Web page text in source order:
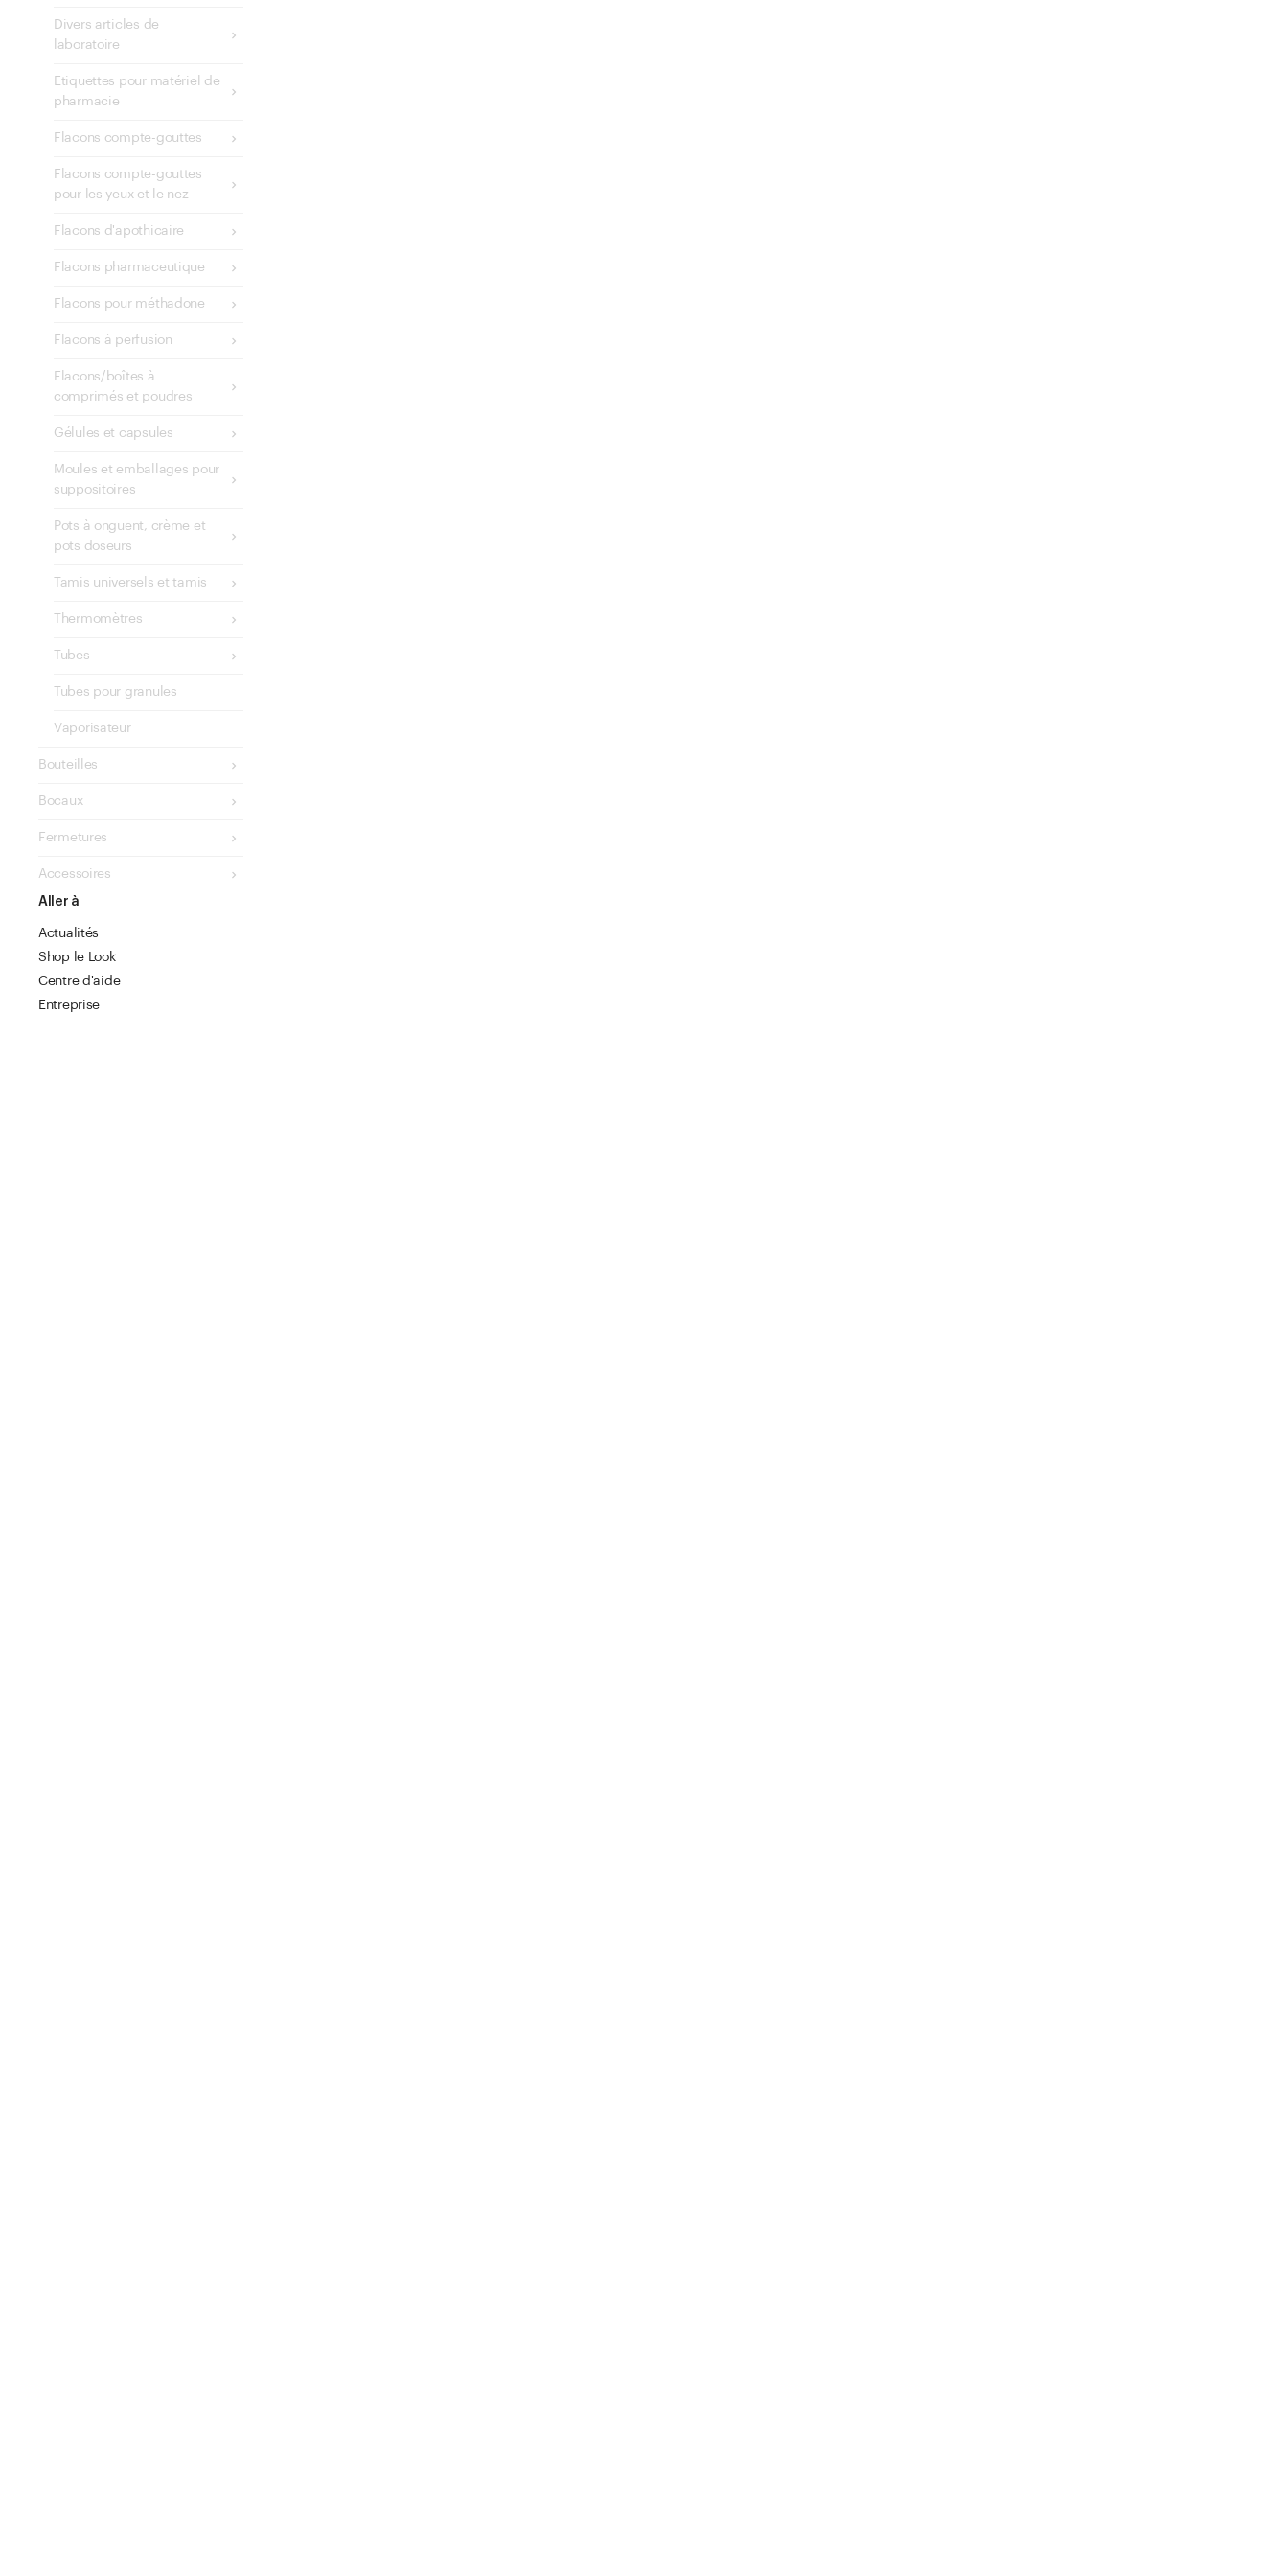
Divers articles de
laboratoire
Etiquettes pour matériel de
pharmacie
Flacons compte-gouttes
Flacons compte-gouttes
pour les yeux et le nez
Flacons d'apothicaire
Flacons pharmaceutique
Flacons pour méthadone
Flacons à perfusion
Flacons/boîtes à
comprimés et poudres
Gélules et capsules
Moules et emballages pour
suppositoires
Pots à onguent, crème et
pots doseurs
Tamis universels et tamis
Thermomètres
Tubes
Tubes pour granules
Vaporisateur
Bouteilles
Bocaux
Fermetures
Accessoires
Aller à
Actualités
Shop le Look
Centre d'aide
Entreprise